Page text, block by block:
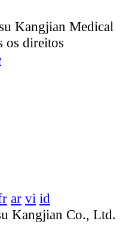
Kangjian Medical
os direitos
ar vi id
Kangjian Co., Ltd.